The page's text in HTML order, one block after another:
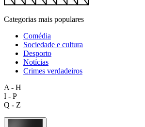
Categorias mais populares
Comédia
Sociedade e cultura
Desporto
Notícias
Crimes verdadeiros
A - H
I - P
Q - Z